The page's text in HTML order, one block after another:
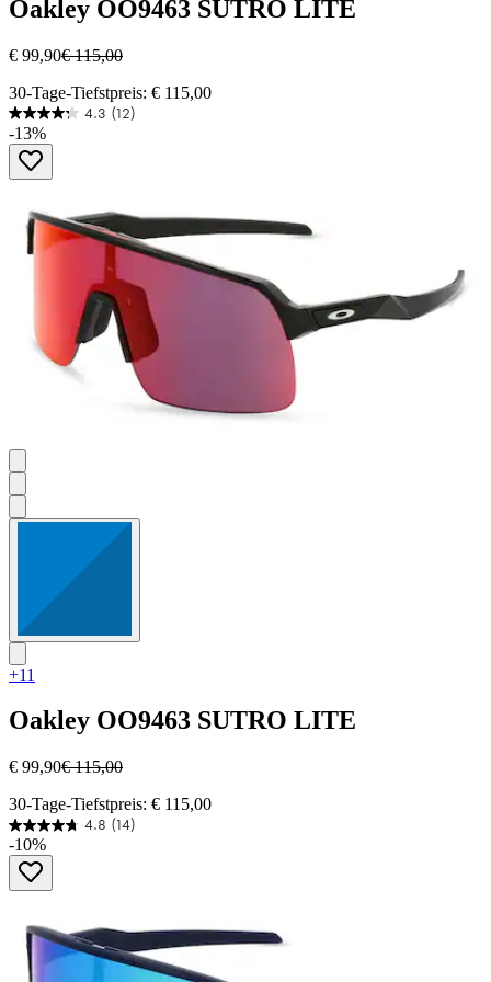
Oakley OO9463 SUTRO LITE
€ 99,90€ 115,00
30-Tage-Tiefstpreis: € 115,00
4.3 (12)
4.3
von
Sternen.
Bewertungen
-13%
+11
Oakley OO9463 SUTRO LITE
€ 99,90€ 115,00
30-Tage-Tiefstpreis: € 115,00
4.8 (14)
4.8
von
Sternen.
Bewertungen
-10%